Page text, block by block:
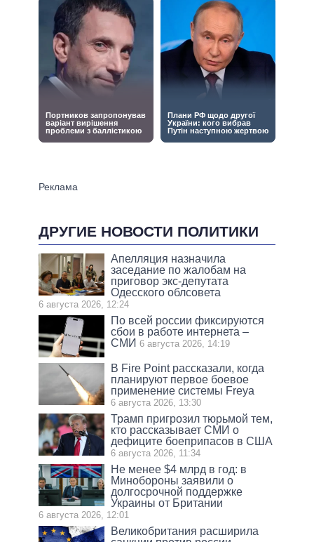
ДРУГИЕ НОВОСТИ ПОЛИТИКИ
Апелляция назначила
заседание по жалобам на
приговор экс-депутата
Одесского облсовета
6 августа 2026, 12:24
По всей россии фиксируются
сбои в работе интернета –
СМИ 6 августа 2026, 14:19
В Fire Point рассказали, когда
планируют первое боевое
применение системы Freya
6 августа 2026, 13:30
Трамп пригрозил тюрьмой тем,
кто рассказывает СМИ о
дефиците боеприпасов в США
6 августа 2026, 11:34
Не менее $4 млрд в год: в
Минобороны заявили о
долгосрочной поддержке
Украины от Британии
6 августа 2026, 12:01
Великобритания расширила